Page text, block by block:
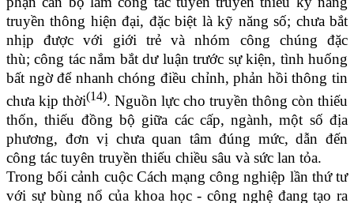
truyền thông hiện đại, đặc biệt là kỹ năng số; chưa bắt
nhịp được với giới trẻ và nhóm công chúng đặc
thù; công tác nắm bắt dư luận trước sự kiện, tình huống
bất ngờ để nhanh chóng điều chỉnh, phản hồi thông tin
chưa kịp thời(14). Nguồn lực cho truyền thông còn thiếu
thốn, thiếu đồng bộ giữa các cấp, ngành, một số địa
phương, đơn vị chưa quan tâm đúng mức, dẫn đến
công tác tuyên truyền thiếu chiều sâu và sức lan tỏa.
Trong bối cảnh cuộc Cách mạng công nghiệp lần thứ tư
với sự bùng nổ của khoa học - công nghệ đang tạo ra